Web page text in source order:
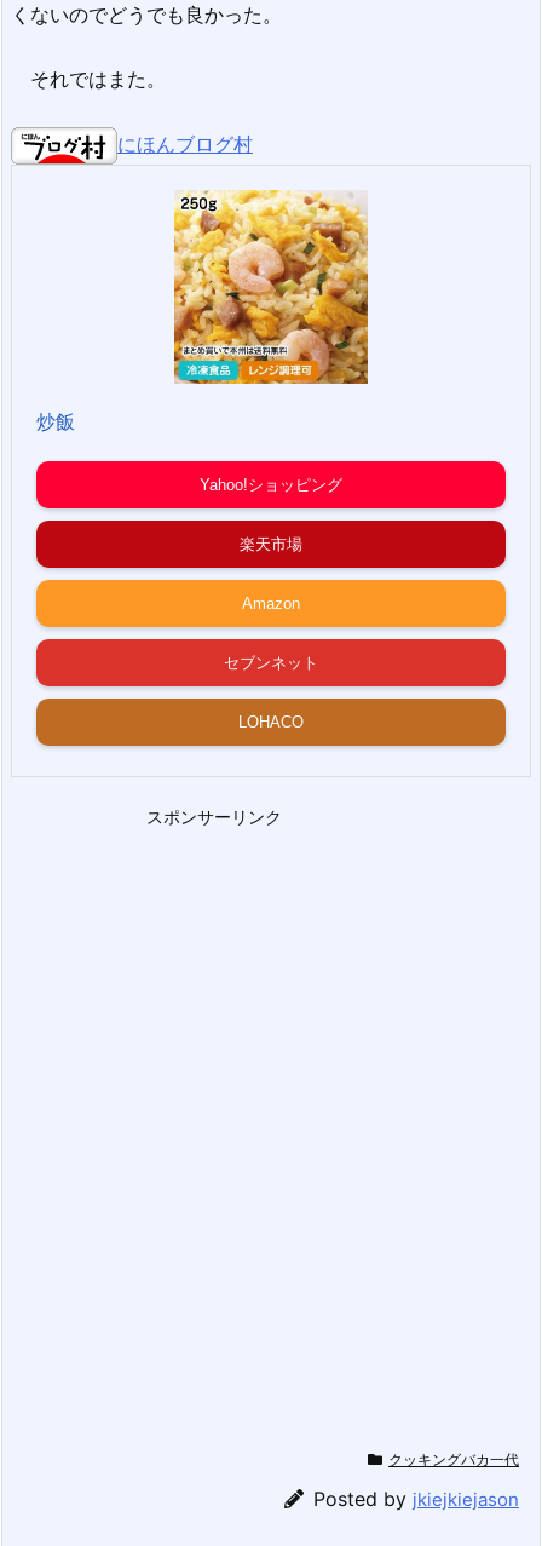
くないのでどうでも良かった。
それではまた。
にほんブログ村
炒飯
Yahoo!ショッピング
楽天市場
Amazon
セブンネット
LOHACO
スポンサーリンク
クッキングバカ一代
Posted by jkiejkiejason